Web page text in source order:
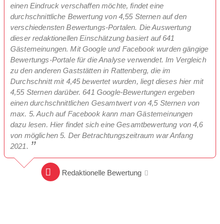
einen Eindruck verschaffen möchte, findet eine
durchschnittliche Bewertung von 4,55 Sternen auf den
verschiedensten Bewertungs-Portalen. Die Auswertung
dieser redaktionellen Einschätzung basiert auf 641
Gästemeinungen. Mit Google und Facebook wurden gängige
Bewertungs-Portale für die Analyse verwendet. Im Vergleich
zu den anderen Gaststätten in Rattenberg, die im
Durchschnitt mit 4,45 bewertet wurden, liegt dieses hier mit
4,55 Sternen darüber. 641 Google-Bewertungen ergeben
einen durchschnittlichen Gesamtwert von 4,5 Sternen von
max. 5. Auch auf Facebook kann man Gästemeinungen
dazu lesen. Hier findet sich eine Gesamtbewertung von 4,6
von möglichen 5. Der Betrachtungszeitraum war Anfang
2021.
Redaktionelle Bewertung